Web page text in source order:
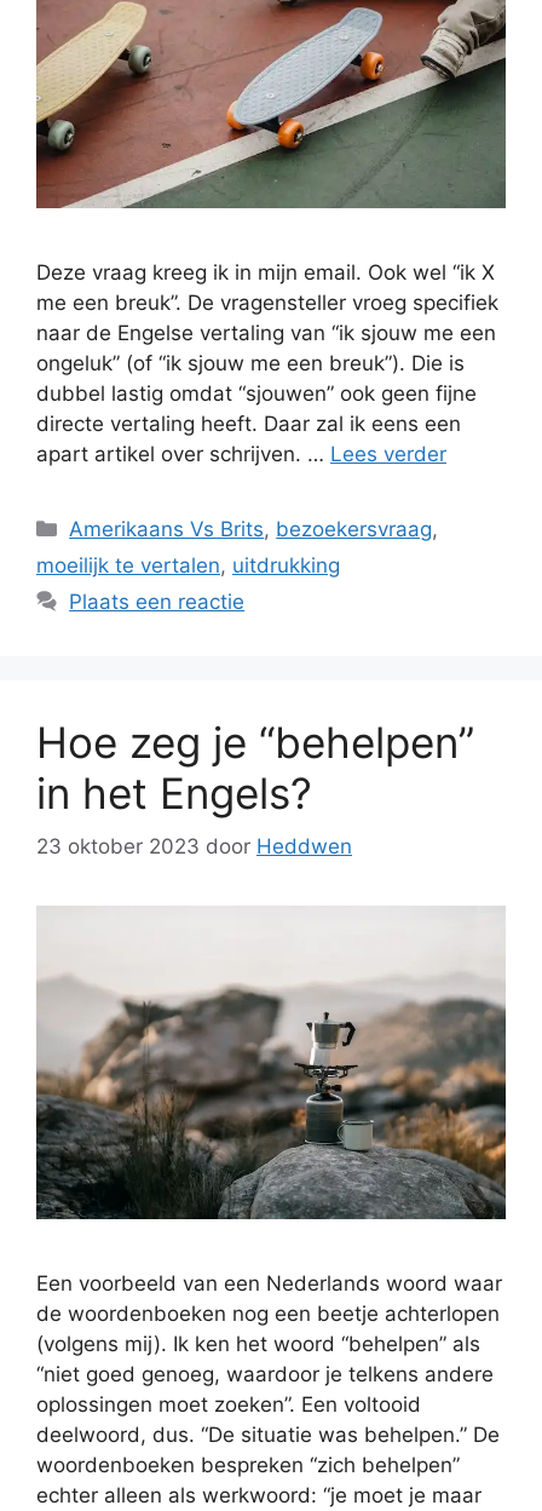
Deze vraag kreeg ik in mijn email. Ook wel “ik X
me een breuk”. De vragensteller vroeg specifiek
naar de Engelse vertaling van “ik sjouw me een
ongeluk” (of “ik sjouw me een breuk”). Die is
dubbel lastig omdat “sjouwen” ook geen fijne
directe vertaling heeft. Daar zal ik eens een
apart artikel over schrijven. … Lees verder
Categorieën
Amerikaans Vs Brits, bezoekersvraag,
moeilijk te vertalen, uitdrukking
Plaats een reactie
Hoe zeg je “behelpen”
in het Engels?
23 oktober 2023 door Heddwen
Een voorbeeld van een Nederlands woord waar
de woordenboeken nog een beetje achterlopen
(volgens mij). Ik ken het woord “behelpen” als
“niet goed genoeg, waardoor je telkens andere
oplossingen moet zoeken”. Een voltooid
deelwoord, dus. “De situatie was behelpen.” De
woordenboeken bespreken “zich behelpen”
echter alleen als werkwoord: “je moet je maar